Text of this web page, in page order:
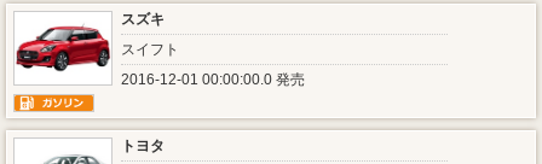
スズキ
スイフト
2016-12-01 00:00:00.0 発売
トヨタ